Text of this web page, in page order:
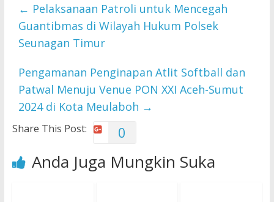
← Pelaksanaan Patroli untuk Mencegah
Guantibmas di Wilayah Hukum Polsek
Seunagan Timur
Pengamanan Penginapan Atlit Softball dan
Patwal Menuju Venue PON XXI Aceh-Sumut
2024 di Kota Meulaboh →
Share This Post: 0
Anda Juga Mungkin Suka